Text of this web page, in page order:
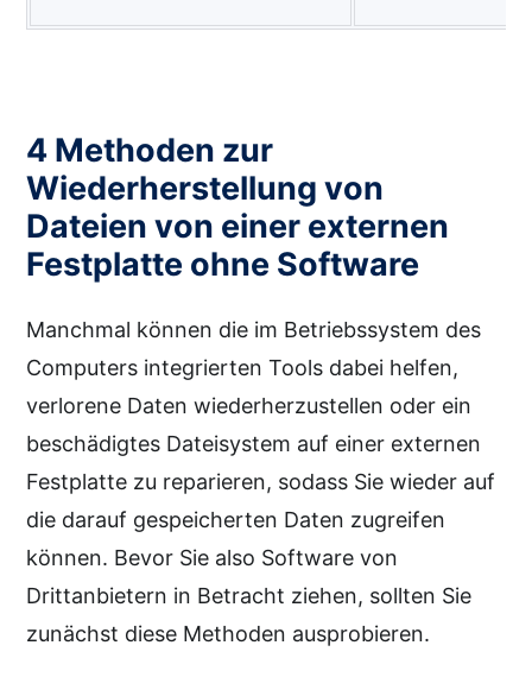
4 Methoden zur
Wiederherstellung von
Dateien von einer externen
Festplatte ohne Software
Manchmal können die im Betriebssystem des
Computers integrierten Tools dabei helfen,
verlorene Daten wiederherzustellen oder ein
beschädigtes Dateisystem auf einer externen
Festplatte zu reparieren, sodass Sie wieder auf
die darauf gespeicherten Daten zugreifen
können. Bevor Sie also Software von
Drittanbietern in Betracht ziehen, sollten Sie
zunächst diese Methoden ausprobieren.